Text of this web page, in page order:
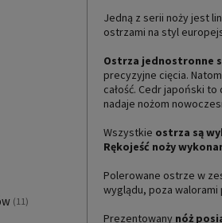
(11)
Jedną z serii noży jest
ostrzami na styl
Ostrza jednostronne
precyzyjne cięcia.
całość. Cedr japoński
nadaje nożom
Wszystkie ostrza są
Rękojeść noży
Polerowane ostrze w
wyglądu, poza walorami
Prezentowany nóż